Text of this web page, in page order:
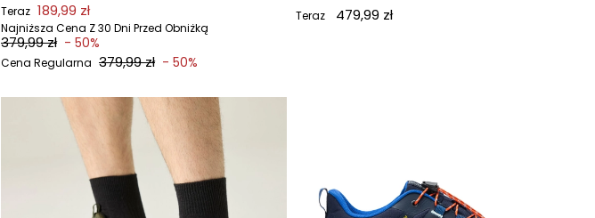
Teraz 189,99 zł
Najniższa Cena Z 30 Dni Przed Obniżką
379,99 zł - 50%
Cena Regularna 379,99 zł - 50%
Teraz 479,99 zł